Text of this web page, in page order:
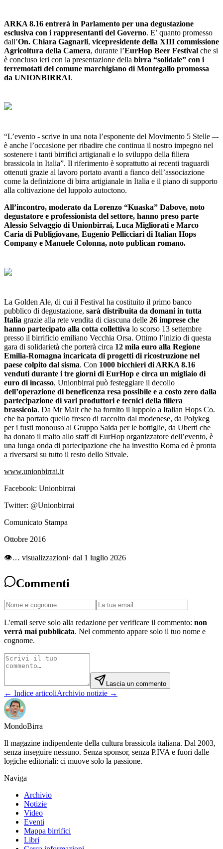
ARKA 8.16 entrerà in Parlamento per una degustazione
esclusiva con i rappresentanti del Governo. E’ quanto promesso
dall’On. Chiara Gagnarli, vicepresidente della XIII commissione
Agricoltura della Camera, durante l’EurHop Beer Festival che si
è concluso ieri con la presentazione della birra “solidale” con i
terremotati del comune marchigiano di Montegallo promossa
da UNIONBIRRAI.
“L’evento - scrive in una nota l’esponente del Movimento 5 Stelle –-
è anche l’occasione per ribadire che continua il nostro impegno nel
sostenere i tanti birrifici artigianali e lo sviluppo della filiera
brassicola in Italia”. Il riferimento è soprattutto ai recenti traguardi
ottenuti grazie al lavoro portato avanti a fianco dell’associazione
come la definizione di birra artigianale in Italia e il piano di supporto
alla coltivazione del luppolo autoctono.
All’incontro, moderato da Lorenzo “Kuaska” Dabove, noto
degustatore e professionista del settore, hanno preso parte
Alessio Selvaggio di Unionbirrai, Luca Migliorati e Marco
Caria di Publigiovane, Eugenio Pellicciari di Italian Hops
Company e Manuele Colonna, noto publican romano.
La Golden Ale, di cui il Festival ha costituito il primo banco
pubblico di degustazione, sarà distribuita da domani in tutta
Italia grazie alla rete vendita di ciascuna delle 26 imprese che
hanno partecipato alla cotta collettiva lo scorso 13 settembre
presso il birrificio emiliano Vecchia Orsa. Ottimo l’inizio di questa
gara di solidarietà che porterà circa 12 mila euro alla Regione
Emilia-Romagna incaricata di progetti di ricostruzione nel
paese colpito dal sisma. Con 1000 bicchieri di ARKA 8.16
venduti durante i tre giorni di EurHop e circa un migliaio di
euro di incasso, Unionbirrai può festeggiare il decollo
dell’operazione di beneficenza resa possibile e a costo zero dalla
partecipazione di vari produttori e tecnici della filiera
brassicola. Da Mr Malt che ha fornito il luppolo a Italian Hops Co.
che ha portato quello fresco di raccolto dal modenese, da Polykeg
per i fusti monouso al Gruppo Saida per le bottiglie, da Uberti che
ha donato il malto allo staff di EurHop organizzatore dell’evento, è
una lunga onda di partecipazione che ha investito Roma ed è pronta
a riversarsi su tutto il resto dello Stivale.
www.unionbirrai.it
Facebook: Unionbirrai
Twitter: @Unionbirrai
Comunicato Stampa
Ottobre 2016
👁… visualizzazioni· dal 1 luglio 2026
Commenti
L'email serve solo alla redazione per verificare il commento: non
verrà mai pubblicata. Nel commento appare solo il tuo nome e
cognome.
Lascia un commento
← Indice articoliArchivio notizie →
MondoBirra
Il magazine indipendente della cultura brassicola italiana. Dal 2003,
senza inseguire nessuno. Senza sponsor, senza P.IVA e fuori dalle
logiche editoriali: ci muove solo la passione.
Naviga
Archivio
Notizie
Video
Eventi
Mappa birrifici
Libri